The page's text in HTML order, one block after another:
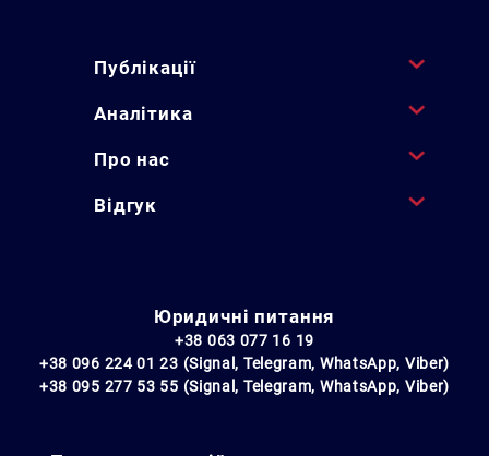
Публікації
Аналітика
Про нас
Відгук
Юридичні питання
+38 063 077 16 19
+38 096 224 01 23 (Signal, Telegram, WhatsApp, Viber)
+38 095 277 53 55 (Signal, Telegram, WhatsApp, Viber)